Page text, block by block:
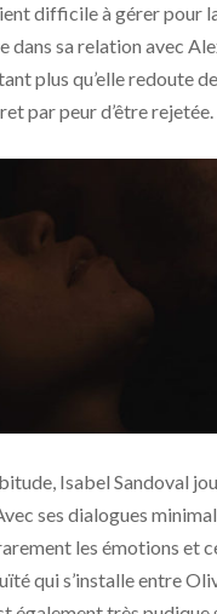
difficile à gérer pour
dans sa relation avec
plus qu’elle redoute
par peur d’être rejetée.
Isabel Sandoval
ses dialogues
les émotions et
qui s’installe entre